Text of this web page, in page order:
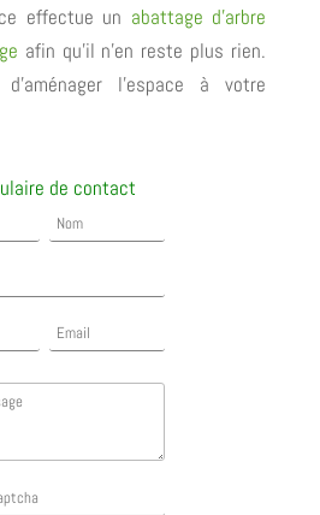
effectue un abattage d’arbre
afin qu’il n’en reste plus rien.
l’espace à votre
de contact